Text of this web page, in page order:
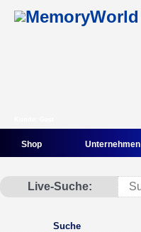
Shop Unternehmen
Live-Suche:
Suche